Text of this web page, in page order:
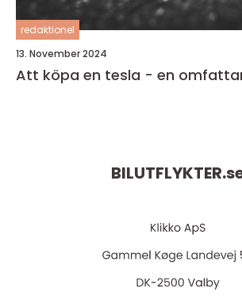
redaktionel
13. November 2024
Att köpa en tesla - en
BILUTFLYKTER.